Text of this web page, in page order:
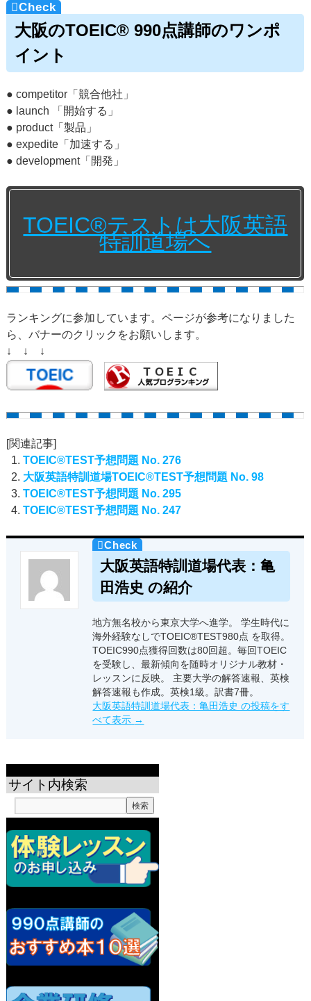
大阪のTOEIC® 990点講師のワンポ
イント
● competitor「競合他社」
● launch 「開始する」
● product「製品」
● expedite「加速する」
● development「開発」
TOEIC®テストは大阪英語
特訓道場へ
ランキングに参加しています。ページが参考になりました
ら、バナーのクリックをお願いします。
↓ ↓ ↓
[関連記事]
TOEIC®TEST予想問題 No. 276
大阪英語特訓道場TOEIC®TEST予想問題 No. 98
TOEIC®TEST予想問題 No. 295
TOEIC®TEST予想問題 No. 247
大阪英語特訓道場代表：亀
田浩史 の紹介
地方無名校から東京大学へ進学。 学生時代に
海外経験なしでTOEIC®TEST980点 を取得。
TOEIC990点獲得回数は80回超。毎回TOEIC
を受験し、最新傾向を随時オリジナル教材・
レッスンに反映。 主要大学の解答速報、英検
解答速報も作成。英検1級。訳書7冊。
大阪英語特訓道場代表：亀田浩史 の投稿をす
べて表示 →
サイト内検索